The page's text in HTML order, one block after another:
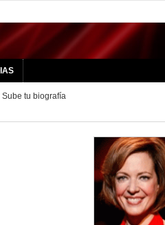
Sube tu biografía